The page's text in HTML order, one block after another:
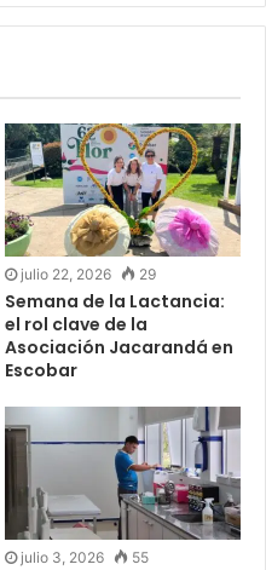
julio 22, 2026 29
Semana de la Lactancia:
el rol clave de la
Asociación Jacarandá en
Escobar
julio 3, 2026 55